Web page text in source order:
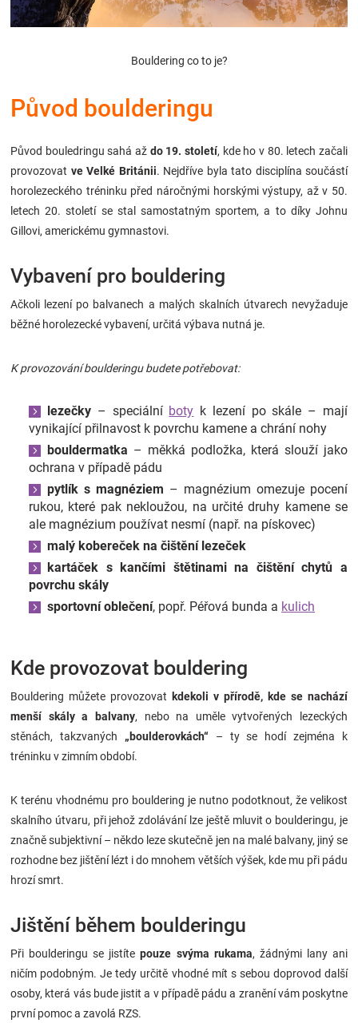
pro
Novinky
Značky
Hračkářství
Bouldering co to je?
Původ boulderingu
Původ bouledringu sahá až do 19. století, kde ho v 80. letech začali
provozovat ve Velké Británii. Nejdříve byla tato disciplína součástí
horolezeckého tréninku před náročnými horskými výstupy, až v 50.
letech 20. století se stal samostatným sportem, a to díky Johnu
Gillovi, americkému gymnastovi.
Vybavení pro bouldering
Ačkoli lezení po balvanech a malých skalních útvarech nevyžaduje
běžné horolezecké vybavení, určitá výbava nutná je.
K provozování boulderingu budete potřebovat:
lezečky – speciální boty k lezení po skále – mají
vynikající přilnavost k povrchu kamene a chrání nohy
bouldermatka – měkká podložka, která slouží jako
ochrana v případě pádu
pytlík s magnéziem – magnézium omezuje pocení
rukou, které pak nekloužou, na určité druhy kamene se
ale magnézium používat nesmí (např. na pískovec)
malý kobereček na čištění lezeček
kartáček s kančími štětinami na čištění chytů a
povrchu skály
sportovní oblečení, popř. Péřová bunda a kulich
Kde provozovat bouldering
Bouldering můžete provozovat kdekoli v přírodě, kde se nachází
menší skály a balvany, nebo na uměle vytvořených lezeckých
stěnách, takzvaných „boulderovkách“– ty se hodí zejména k
tréninku v zimním období.
K terénu vhodnému pro bouldering je nutno podotknout, že velikost
skalního útvaru, při jehož zdolávání lze ještě mluvit o boulderingu, je
značně subjektivní – někdo leze skutečně jen na malé balvany, jiný se
rozhodne bez jištění lézt i do mnohem větších výšek, kde mu při pádu
hrozí smrt.
Jištění během boulderingu
Při boulderingu se jistíte pouze svýma rukama, žádnými lany ani
ničím podobným. Je tedy určitě vhodné mít s sebou doprovod další
osoby, která vás bude jistit a v případě pádu a zranění vám poskytne
první pomoc a zavolá RZS.